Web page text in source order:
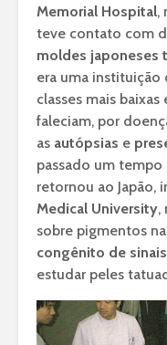
Memorial Hospital,
teve contato com
moldes japoneses
era uma instituição
classes mais
faleciam, por
as autópsias e
passado um
retornou ao Japão,
Medical University,
sobre pigmentos
congênito de
estudar peles